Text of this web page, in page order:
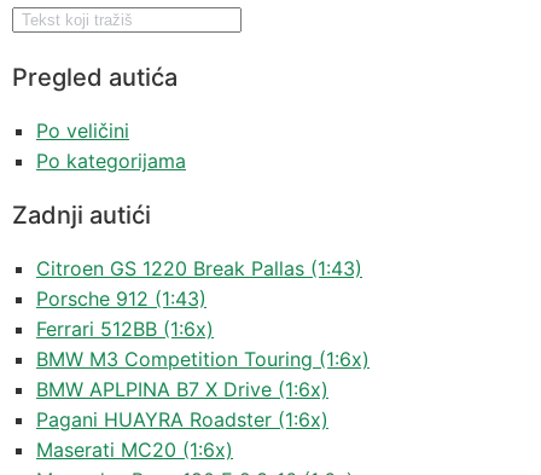
Pregled autića
Po veličini
Po kategorijama
Zadnji autići
Citroen GS 1220 Break Pallas (1:43)
Porsche 912 (1:43)
Ferrari 512BB (1:6x)
BMW M3 Competition Touring (1:6x)
BMW APLPINA B7 X Drive (1:6x)
Pagani HUAYRA Roadster (1:6x)
Maserati MC20 (1:6x)